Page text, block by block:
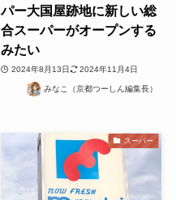
パー大国屋跡地に新しい総
合スーパーがオープンする
みたい
2024年8月13日 2024年11月4日
みなこ（京都つーしん編集長）
スーパー